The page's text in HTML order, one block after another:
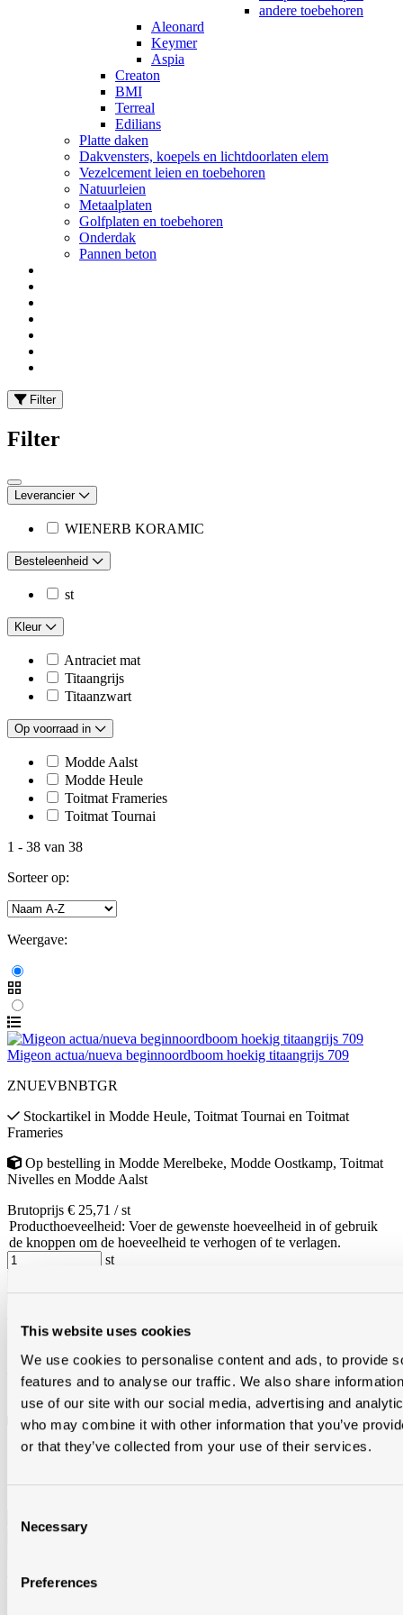
This website uses cookies
We use cookies to personalise content and ads, to provide
features and to analyse our traffic. We also share
use of our site with our social media, advertising and
who may combine it with other information that you’ve
or that they’ve collected from your use of their services.
Selection
Necessary
Preferences
andere toebehoren
Aleonard
Keymer
Aspia
Creaton
BMI
Terreal
Edilians
Platte daken
Dakvensters, koepels en lichtdoorlaten elem
Vezelcement leien en toebehoren
Natuurleien
Metaalplaten
Golfplaten en toebehoren
Onderdak
Pannen beton
Filter
Filter
Leverancier
WIENERB KORAMIC
Besteleenheid
st
Kleur
Antraciet mat
Titaangrijs
Titaanzwart
Op voorraad in
Modde Aalst
Modde Heule
Toitmat Frameries
Toitmat Tournai
1 - 38 van 38
Sorteer op:
Weergave:
Migeon actua/nueva beginnoordboom hoekig titaangrijs 709
ZNUEVBNBTGR
Stockartikel in Modde Heule, Toitmat Tournai en Toitmat
Frameries
Op bestelling in Modde Merelbeke, Modde Oostkamp, Toitmat
Nivelles en Modde Aalst
Brutoprijs € 25,71 / st
Producthoeveelheid: Voer de gewenste hoeveelheid in of gebruik
de knoppen om de hoeveelheid te verhogen of te verlagen.
st
Stockartikel
in Modde Heule Toitmat Tournai en Toitmat
Frameries
Op bestellinginModde Merelbeke,Modde Oostkamp,Toitmat
en
Producthoeveelheid: Voer de gewenste hoeveelheid in of gebruik